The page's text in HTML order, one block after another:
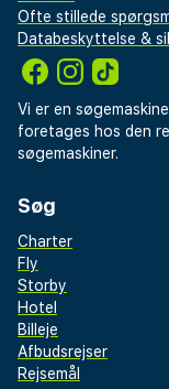
Ofte stillede
Databeskyttelse &
Vi er en
foretages hos den
søgemaskiner.
Søg
Charter
Fly
Storby
Hotel
Billeje
Afbudsrejser
Rejsemål